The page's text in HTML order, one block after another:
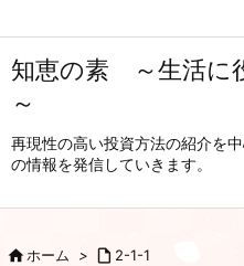
知恵の素 ～生活に
～
再現性の高い投資方法の紹介を
の情報を発信していきます。
ホーム >  2-1-1